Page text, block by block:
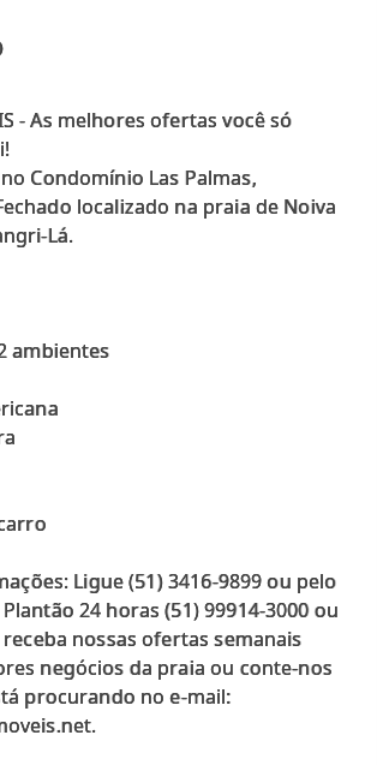
- As melhores ofertas você só
Condomínio Las Palmas,
localizado na praia de Noiva
Lá.
ambientes
Ligue (51) 3416-9899 ou pelo
24 horas (51) 99914-3000 ou
nossas ofertas semanais
negócios da praia ou conte-nos
procurando no e-mail: